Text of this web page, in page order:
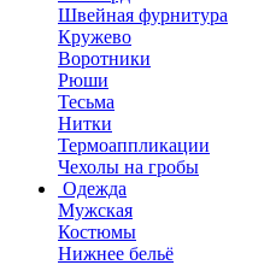
Швейная фурнитура
Кружево
Воротники
Рюши
Тесьма
Нитки
Термоаппликации
Чехолы на гробы
Одежда
Мужская
Костюмы
Нижнее бельё